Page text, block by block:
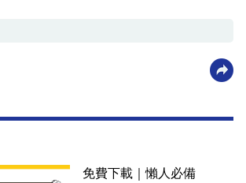
免費下載｜懶人必備